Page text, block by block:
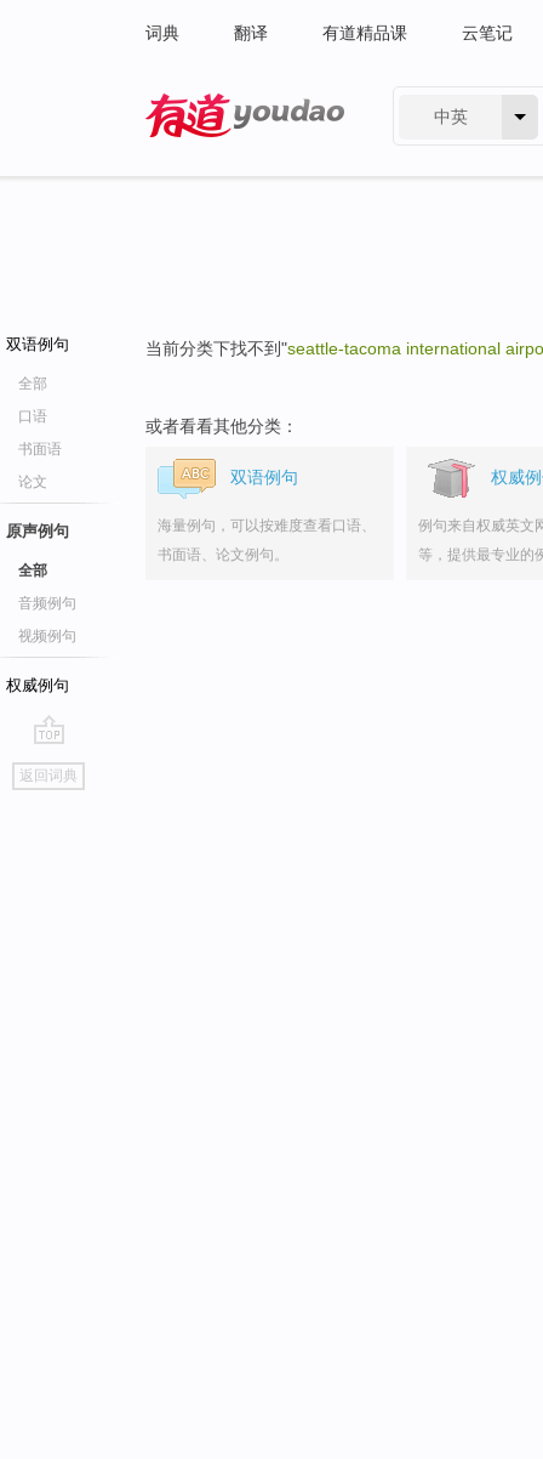
词典 翻译 有道精品课 云笔记
中英
双语例句
全部
口语
书面语
论文
原声例句
全部
音频例句
视频例句
权威例句
go
top
返回词典
当前分类下找不到"seattle-tacoma international
或者看看其他分类：
双语例句
海量例句，可以按难度查看口语、
书面语、论文例句。
权威
例句来自权威英文
等，提供最专业的